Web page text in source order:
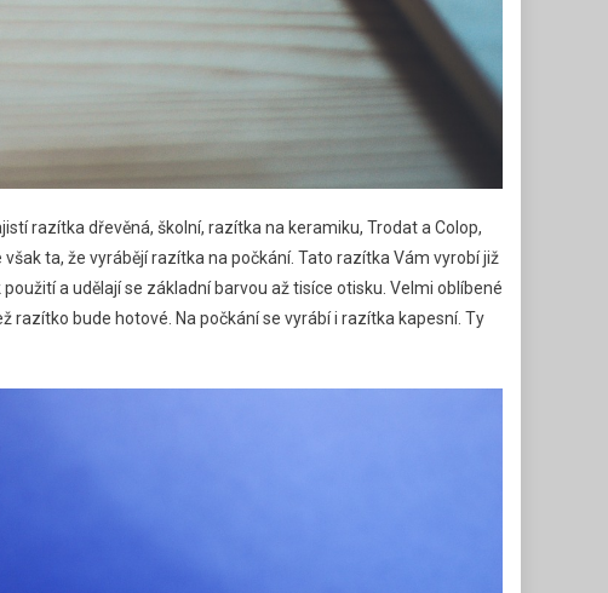
razítka dřevěná, školní, razítka na keramiku, Trodat a Colop,
ta, že vyrábějí razítka na počkání. Tato razítka Vám vyrobí již
a udělají se základní barvou až tisíce otisku. Velmi oblíbené
bude hotové. Na počkání se vyrábí i razítka kapesní. Ty